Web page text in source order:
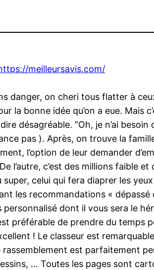
meilleursavis.com/
danger, on cheri tous flatter à
la bonne idée qu’on a eue. Mais
désagréable. “Oh, je n’ai
pas ). Après, on trouve la
l’option de leur demander
l’autre, c’est des millions faible
celui qui fera diaprer les
les recommandations «
dont il vous sera le
préférable de prendre du temps
! Le classeur est
rassemblement est parfaitement
… Toutes les pages sont